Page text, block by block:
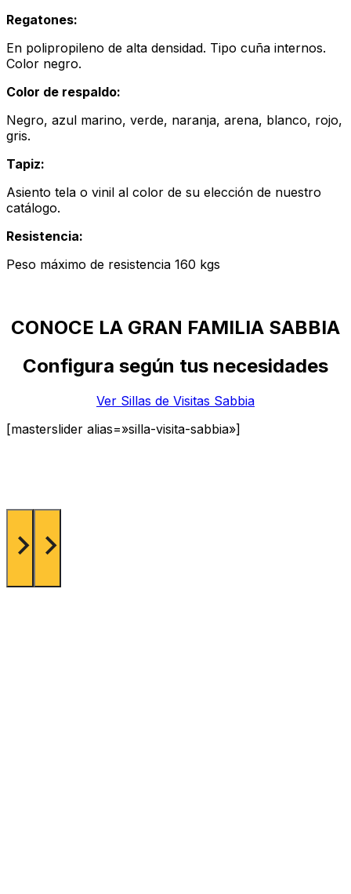
Regatones:
En polipropileno de alta densidad. Tipo cuña internos.
Color negro.
Color de respaldo:
Negro, azul marino, verde, naranja, arena, blanco, rojo,
gris.
Tapiz:
Asiento tela o vinil al color de su elección de nuestro
catálogo.
Resistencia:
Peso máximo de resistencia 160 kgs
CONOCE LA GRAN FAMILIA SABBIA
Configura según tus necesidades
Ver Sillas de Visitas Sabbia
[masterslider alias=»silla-visita-sabbia»]